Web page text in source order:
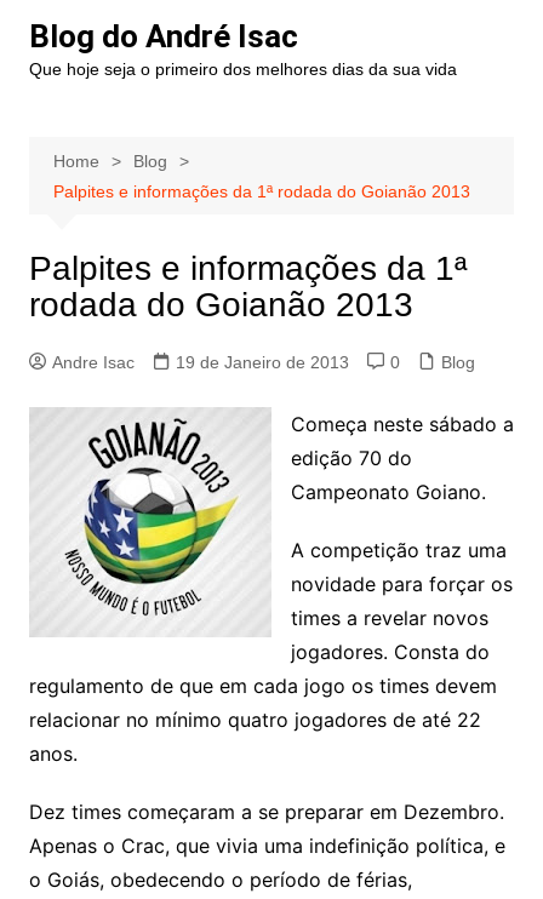
Blog do André Isac
Que hoje seja o primeiro dos melhores dias da sua vida
Home
Blog
Palpites e informações da 1ª rodada do Goianão 2013
Palpites e informações da 1ª
rodada do Goianão 2013
Andre Isac 19 de Janeiro de 2013 0 Blog
Começa neste sábado a
edição 70 do
Campeonato Goiano.
A competição traz uma
novidade para forçar os
times a revelar novos
jogadores. Consta do
regulamento de que em cada jogo os times devem
relacionar no mínimo quatro jogadores de até 22
anos.
Dez times começaram a se preparar em Dezembro.
Apenas o Crac, que vivia uma indefinição política, e
o Goiás, obedecendo o período de férias,